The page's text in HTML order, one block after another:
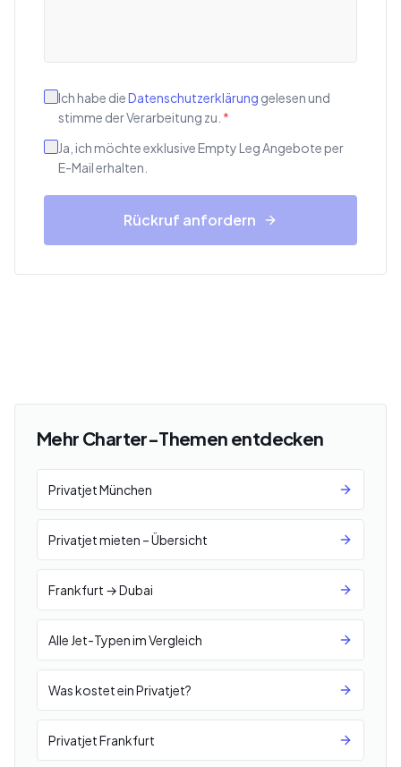
Ich habe dieDatenschutzerklärung gelesen und
stimme der Verarbeitung zu. *
Ja, ich möchte exklusive Empty Leg Angebote per
E-Mail erhalten.
Rückruf anfordern
Mehr Charter-Themen entdecken
Privatjet München
Privatjet mieten – Übersicht
Frankfurt → Dubai
Alle Jet-Typen im Vergleich
Was kostet ein Privatjet?
Privatjet Frankfurt